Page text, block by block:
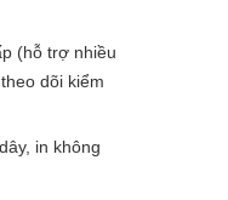
(hỗ trợ nhiều
dõi kiểm
in không